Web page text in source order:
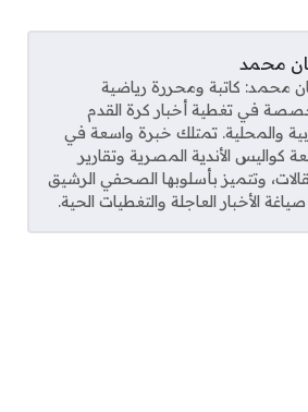
محمد
محمد: كاتبة ومحررة رياضية
في تغطية أخبار كرة القدم
والمحلية. تمتلك خبرة واسعة في
كواليس الأندية المصرية وتقارير
وتتميز بأسلوبها الصحفي الرشيق
الأخبار العاجلة والتغطيات الحية.